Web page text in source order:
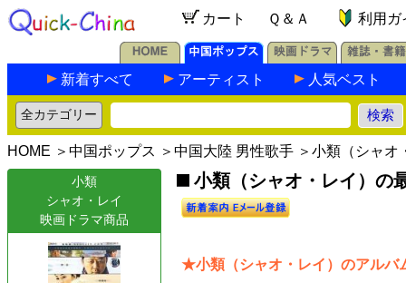
カート Ｑ＆Ａ 利用ガ
新着すべて アーティスト 人気ベスト
HOME ＞ 中国ポップス ＞ 中国大陸 男性歌手 ＞小類（シャオ
小類
シャオ・レイ
映画ドラマ商品
小類（シャオ・レイ）の
★小類（シャオ・レイ）のアルバ